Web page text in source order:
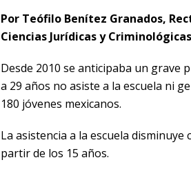
Por Teófilo Benítez Granados,
Ciencias Jurídicas y Criminológicas
Desde 2010 se anticipaba un grave
a 29 años no asiste a la escuela ni
180 jóvenes mexicanos.
La asistencia a la escuela
partir de los 15 años.